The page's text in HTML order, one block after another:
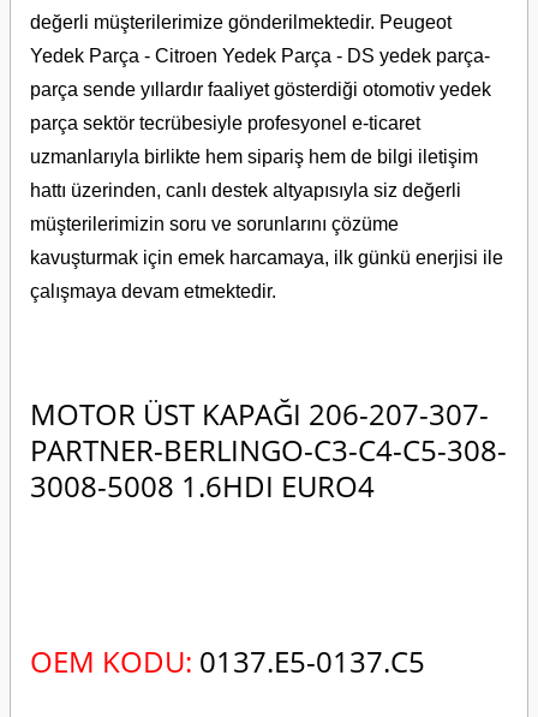
değerli müşterilerimize gönderilmektedir. Peugeot
Yedek Parça - Citroen Yedek Parça - DS yedek parça-
parça sende yıllardır faaliyet gösterdiği otomotiv yedek
parça sektör tecrübesiyle profesyonel e-ticaret
uzmanlarıyla birlikte hem sipariş hem de bilgi iletişim
hattı üzerinden, canlı destek altyapısıyla siz değerli
müşterilerimizin soru ve sorunlarını çözüme
kavuşturmak için emek harcamaya, ilk günkü enerjisi ile
çalışmaya devam etmektedir.
MOTOR ÜST KAPAĞI 206-207-307-
PARTNER-BERLINGO-C3-C4-C5-308-
3008-5008 1.6HDI EURO4
OEM KODU: 0137.E5-0137.C5